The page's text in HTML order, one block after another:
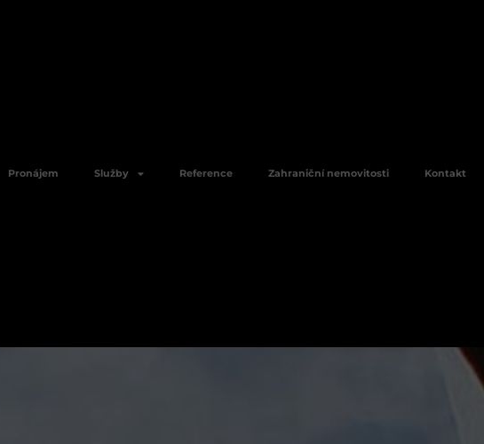
Pronájem Služby Reference Zahraniční nemovitosti Kontakt